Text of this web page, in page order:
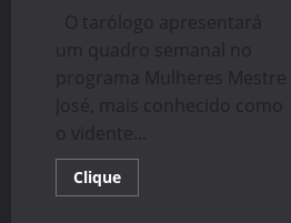
O tarólogo apresentará
um quadro semanal no
programa Mulheres Mestre
José, mais conhecido como
o vidente...
CliqueRead
more